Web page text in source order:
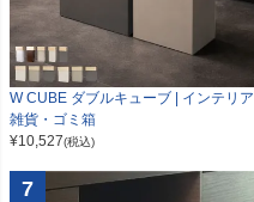
W CUBE ダブルキューブ | インテリア
雑貨・ゴミ箱
¥10,527(税込)
7